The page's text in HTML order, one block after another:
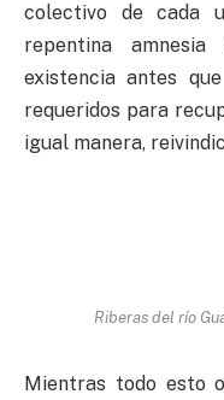
colectivo de cada
repentina
existencia antes
requeridos para
igual manera,
Riberas del río
Mientras todo esto